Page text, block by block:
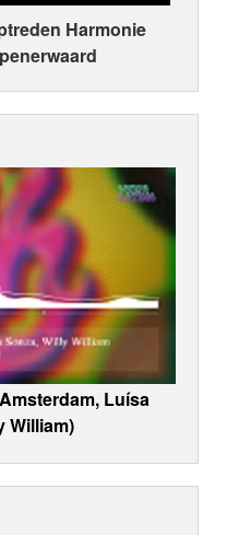
Harmonie
Luísa
William)